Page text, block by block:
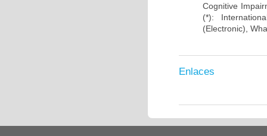
Cognitive
(*):
(Electronic),
Enlaces